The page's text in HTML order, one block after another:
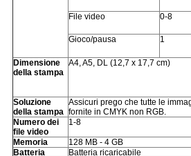
File video 0-8
Gioco/pausa 1
Dimensione
della stampa
A4, A5, DL (12,7 x 17,7 cm)
Soluzione
della stampa
Assicuri prego che tutte le
fornite in CMYK non RGB.
Numero dei
file video
1-8
Memoria
128 MB - 4 GB
Batteria
Batteria ricaricabile